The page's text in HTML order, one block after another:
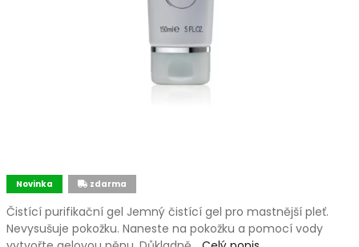
Novinka zdarma
Čistící purifikační gel Jemný čistící gel pro mastnější pleť.
Nevysušuje pokožku. Naneste na pokožku a pomocí vody